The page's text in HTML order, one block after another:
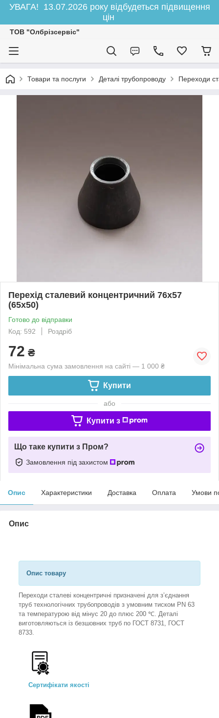
УВАГА! 13.07.2026 року відбудеться підвищення
цін
ТОВ "Олбрізсервіс"
Товари та послуги Деталі трубопроводу Переходи
Перехід сталевий концентричний 76х57
(65х50)
Готово до відправки
Код: 592
Роздріб
72 ₴
Мінімальна сума замовлення на сайті — 1 000 ₴
Купити
або
Купити з
Що таке купити з Пром?
Замовлення під захистом
Опис Характеристики Доставка Оплата Умови
Опис
Опис товару
Переходи сталеві концентричні призначені для з’єднання
труб технологічних трубопроводів з умовним тиском PN 63
та температурою від мінус 20 до плюс 200 ℃. Деталі
виготовляються із безшовних труб по ГОСТ 8731, ГОСТ
8733.
Сертифікати якості